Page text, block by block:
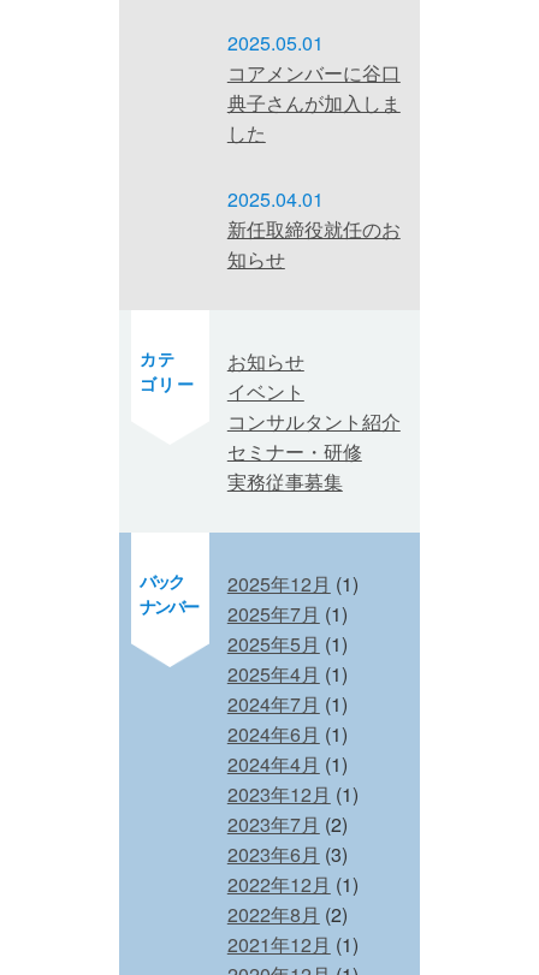
2025.05.01
コアメンバーに谷口
典子さんが加入しま
した
2025.04.01
新任取締役就任のお
知らせ
カテ
ゴリー
お知らせ
イベント
コンサルタント紹介
セミナー・研修
実務従事募集
バック
ナンバー
2025年12月 (1)
2025年7月 (1)
2025年5月 (1)
2025年4月 (1)
2024年7月 (1)
2024年6月 (1)
2024年4月 (1)
2023年12月 (1)
2023年7月 (2)
2023年6月 (3)
2022年12月 (1)
2022年8月 (2)
2021年12月 (1)